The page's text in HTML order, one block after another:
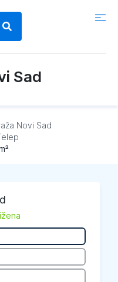
Sad
Novi Sad